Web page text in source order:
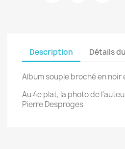
Description Détails
Album souple broché en noir
Au 4e plat, la photo de
Pierre Desproges